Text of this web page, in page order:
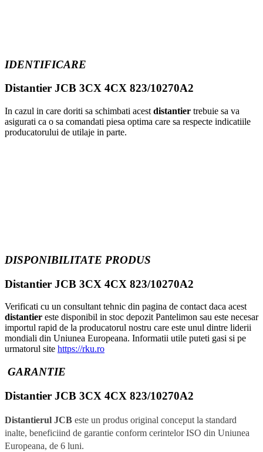
IDENTIFICARE
Distantier JCB 3CX 4CX 823/10270A2
In cazul in care doriti sa schimbati acest distantier trebuie sa va
asigurati ca o sa comandati piesa optima care sa respecte indicatiile
producatorului de utilaje in parte.
DISPONIBILITATE PRODUS
Distantier JCB 3CX 4CX 823/10270A2
Verificati cu un consultant tehnic din pagina de contact daca acest
distantier este disponibil in stoc depozit Pantelimon sau este necesar
importul rapid de la producatorul nostru care este unul dintre liderii
mondiali din Uniunea Europeana. Informatii utile puteti gasi si pe
urmatorul site https://rku.ro
GARANTIE
Distantier JCB 3CX 4CX 823/10270A2
Distantierul JCB este un produs original conceput la standard
inalte, beneficiind de garantie conform cerintelor ISO din Uniunea
Europeana, de 6 luni.